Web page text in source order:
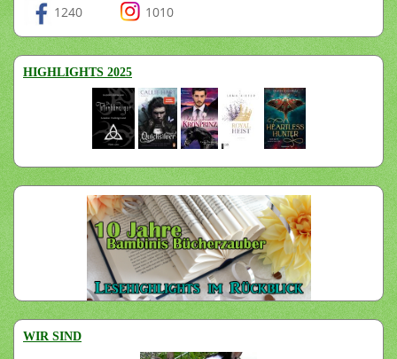
1240 1010
HIGHLIGHTS 2025
WIR SIND